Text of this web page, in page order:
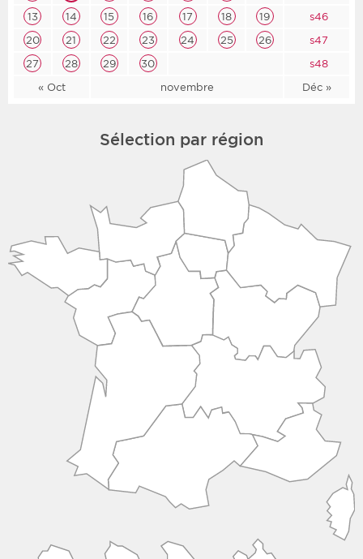
« Oct novembre Déc »
13
14 15 16 17 18 19
s46
20
21 22 23 24 25 26
s47
27
28 29 30 s48
Sélection par région